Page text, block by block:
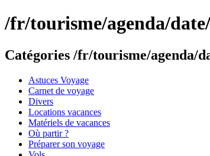
/fr/tourisme/agenda/
Catégories /fr/tourisme/agenda/
Astuces Voyage
Carnet de voyage
Divers
Locations vacances
Matériels de vacances
Où partir ?
Préparer son voyage